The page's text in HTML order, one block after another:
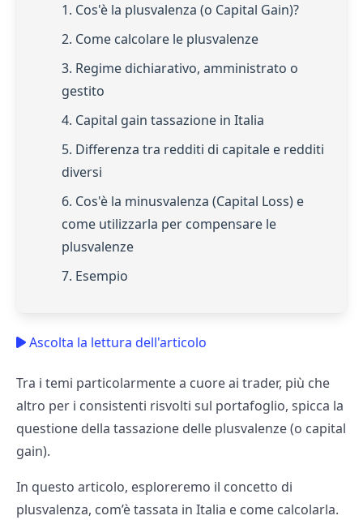
1. Cos'è la plusvalenza (o Capital Gain)?
2. Come calcolare le plusvalenze
3. Regime dichiarativo, amministrato o
gestito
4. Capital gain tassazione in Italia
5. Differenza tra redditi di capitale e redditi
diversi
6. Cos'è la minusvalenza (Capital Loss) e
come utilizzarla per compensare le
plusvalenze
7. Esempio
Ascolta la lettura dell'articolo
Tra i temi particolarmente a cuore ai trader, più che
altro per i consistenti risvolti sul portafoglio, spicca la
questione della tassazione delle plusvalenze (o capital
gain).
In questo articolo, esploreremo il concetto di
plusvalenza, com’è tassata in Italia e come calcolarla.